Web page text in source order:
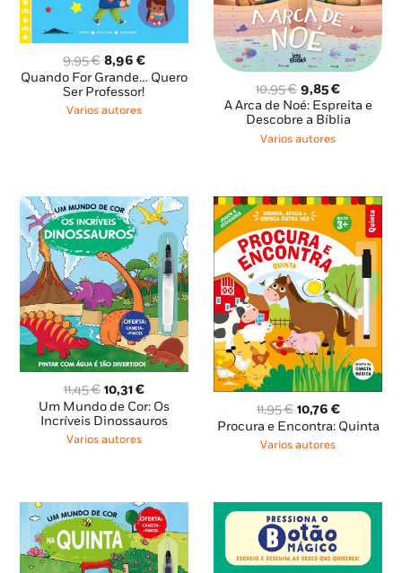
9,95€ O
preço
original
era:
8,96 €O
preço
atual
Quando For Grande… Quero
Ser Professor!
Varios autores
10,95€ O
preço
original
era:
9,85€O
preço
atual
A Arca de Noé: Espreita e
Descobre a Bíblia
Varios autores
11,45€ O
preço
original
era:
10,31€O
preço
atual
Um Mundo de Cor: Os
Incríveis Dinossauros
Varios autores
11,95€ O
preço
original
10,76 €O
preço
Procura e Encontra: Quinta
Varios autores